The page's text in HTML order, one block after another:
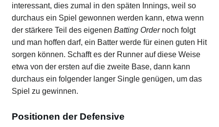
interessant, dies zumal in den späten Innings, weil so
durchaus ein Spiel gewonnen werden kann, etwa wenn
der stärkere Teil des eigenen Batting Ordernoch folgt
und man hoffen darf, ein Batter werde für einen guten Hit
sorgen können. Schafft es der Runner auf diese Weise
etwa von der ersten auf die zweite Base, dann kann
durchaus ein folgender langer Single genügen, um das
Spiel zu gewinnen.
Positionen der Defensive